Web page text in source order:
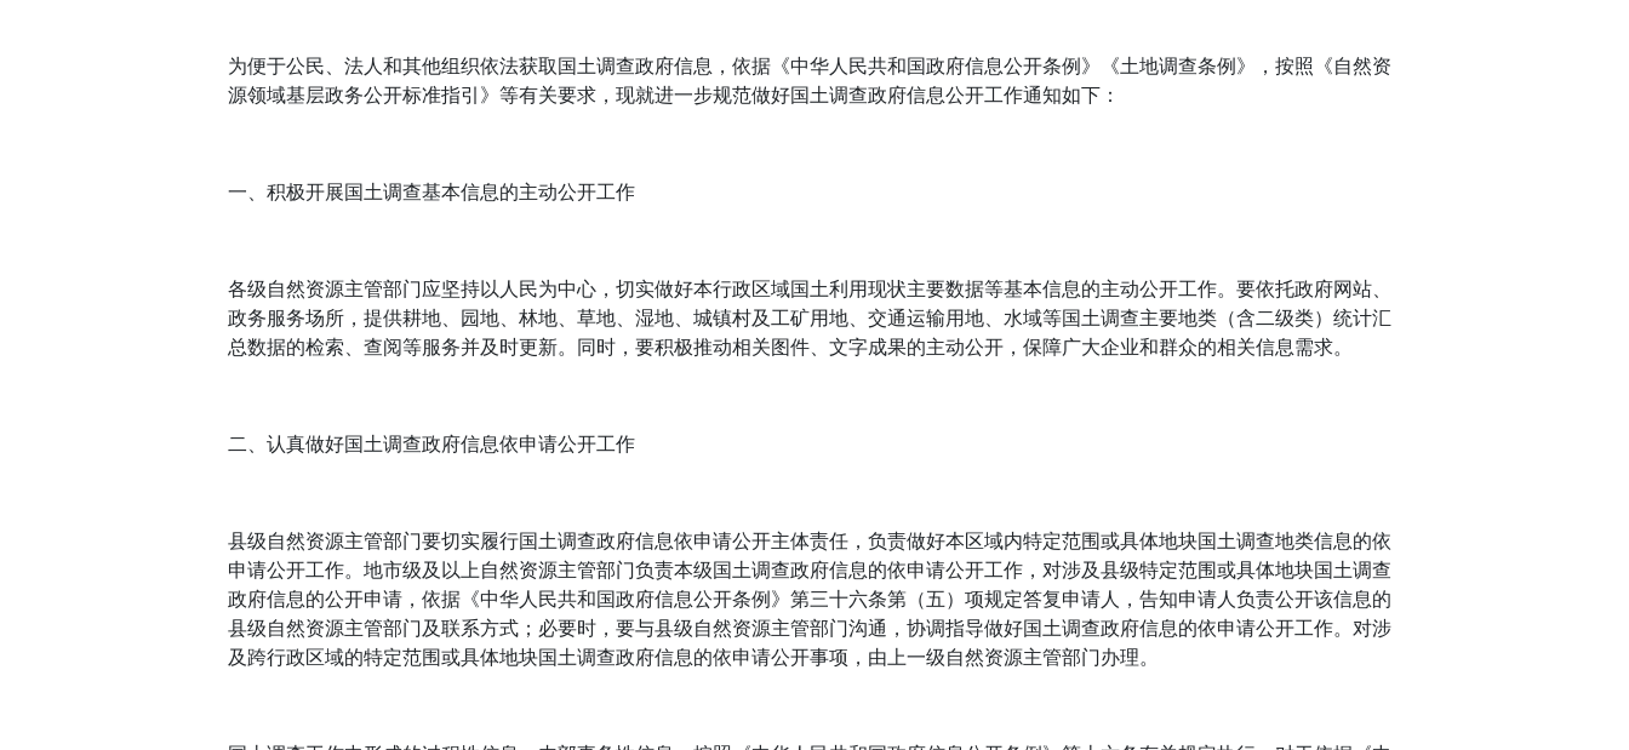
为便于公民、法人和其他组织依法获取国土调查政府信息，依据《中华人民共和国政府信息公开条例》《土地调查条例》，按照《自然资
源领域基层政务公开标准指引》等有关要求，现就进一步规范做好国土调查政府信息公开工作通知如下：
一、积极开展国土调查基本信息的主动公开工作
各级自然资源主管部门应坚持以人民为中心，切实做好本行政区域国土利用现状主要数据等基本信息的主动公开工作。要依托政府网站、
政务服务场所，提供耕地、园地、林地、草地、湿地、城镇村及工矿用地、交通运输用地、水域等国土调查主要地类（含二级类）统计汇
总数据的检索、查阅等服务并及时更新。同时，要积极推动相关图件、文字成果的主动公开，保障广大企业和群众的相关信息需求。
二、认真做好国土调查政府信息依申请公开工作
县级自然资源主管部门要切实履行国土调查政府信息依申请公开主体责任，负责做好本区域内特定范围或具体地块国土调查地类信息的依
申请公开工作。地市级及以上自然资源主管部门负责本级国土调查政府信息的依申请公开工作，对涉及县级特定范围或具体地块国土调查
政府信息的公开申请，依据《中华人民共和国政府信息公开条例》第三十六条第（五）项规定答复申请人，告知申请人负责公开该信息的
县级自然资源主管部门及联系方式；必要时，要与县级自然资源主管部门沟通，协调指导做好国土调查政府信息的依申请公开工作。对涉
及跨行政区域的特定范围或具体地块国土调查政府信息的依申请公开事项，由上一级自然资源主管部门办理。